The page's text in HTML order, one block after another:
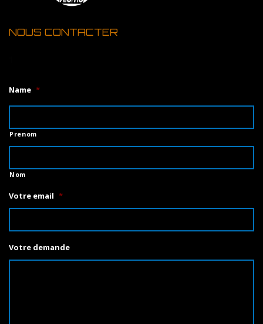
NOUS CONTACTER
Name *
Prenom
Nom
Votre email *
Votre demande